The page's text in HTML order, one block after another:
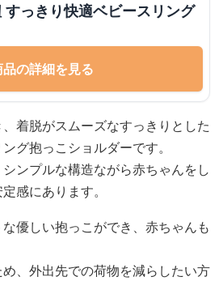
っきり快適ベビースリング
品の詳細を見る
着脱がスムーズなすっきりとした
グ抱っこショルダーです。
ンプルな構造ながら赤ちゃんをし
感にあります。
優しい抱っこができ、赤ちゃんも
、外出先での荷物を減らしたい方